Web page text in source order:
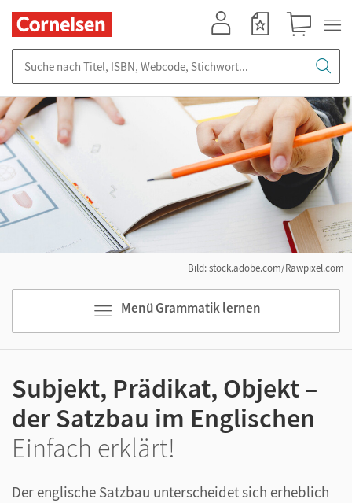
Menü Grammatik lernen
Bild: stock.adobe.com/Rawpixel.com
Subjekt, Prädikat, Objekt –
der Satzbau im Englischen
Einfach erklärt!
Der englische Satzbau unterscheidet sich erheblich